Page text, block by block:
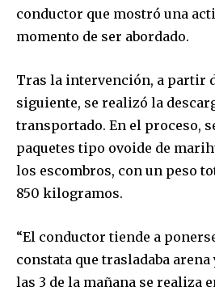
conductor que mostró una
momento de ser abordado.
Tras la intervención, a partir
siguiente, se realizó la
transportado. En el proceso,
paquetes tipo ovoide de
los escombros, con un peso
850 kilogramos.
“El conductor tiende a
constata que trasladaba
las 3 de la mañana se realiza